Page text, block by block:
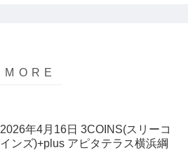
2026年4月16日 3COINS(スリーコ
インズ)+plus アピタテラス横浜綱